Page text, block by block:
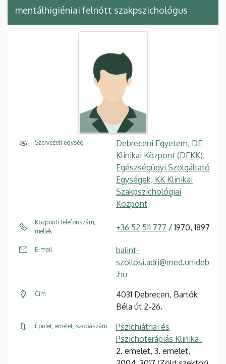
mentálhigiéniai felnőtt szakpszichológus
Szervezeti egység
Debreceni Egyetem, DE
Klinikai Központ (DEKK),
Egészségügyi Szolgáltató
Egységek, KK Klinikai
Szakpszichológiai
Központ
Központi telefonszám,
mellék
+36 52 511 777 / 1970, 1897
E-mail
balint-
szollosi.adri@med.unideb
.hu
Cím
4031 Debrecen, Bartók
Béla út 2-26.
Épület, emelet, szobaszám
Pszichiátriai és
Pszichoterápiás Klinika ,
2. emelet, 3. emelet,